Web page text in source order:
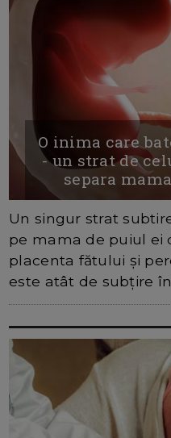
O inima care
- un strat de
separa
Un singur strat
pe mama de puiul ei
placenta fătului și
este atât de subțire